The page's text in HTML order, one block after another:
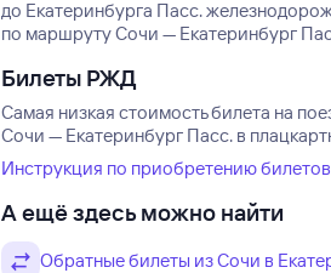
до Екатеринбурга Пасс.
по маршруту Сочи — Екатеринбург
Билеты РЖД
Самая низкая стоимость билета на
Сочи — Екатеринбург Пасс. в
Инструкция по приобретению билетов
А ещё здесь можно найти
Обратные билеты из Сочи в